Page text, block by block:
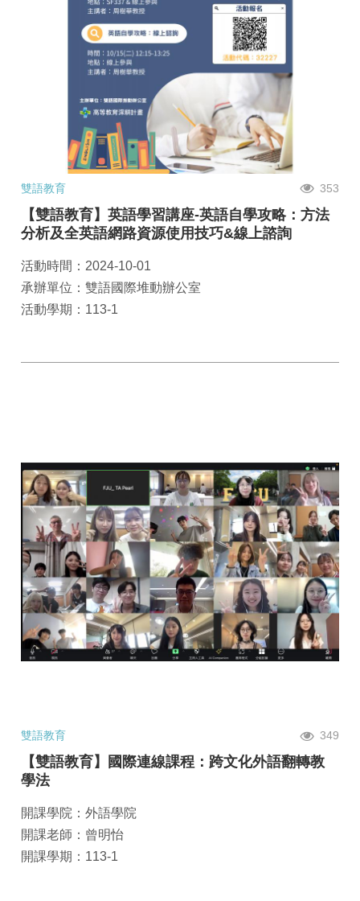
雙語教育 353
【雙語教育】英語學習講座-英語自學攻略：方法
分析及全英語網路資源使用技巧&線上諮詢
活動時間：2024-10-01
承辦單位：雙語國際堆動辦公室
活動學期：113-1
雙語教育 349
【雙語教育】國際連線課程：跨文化外語翻轉教
學法
開課學院：外語學院
開課老師：曾明怡
開課學期：113-1